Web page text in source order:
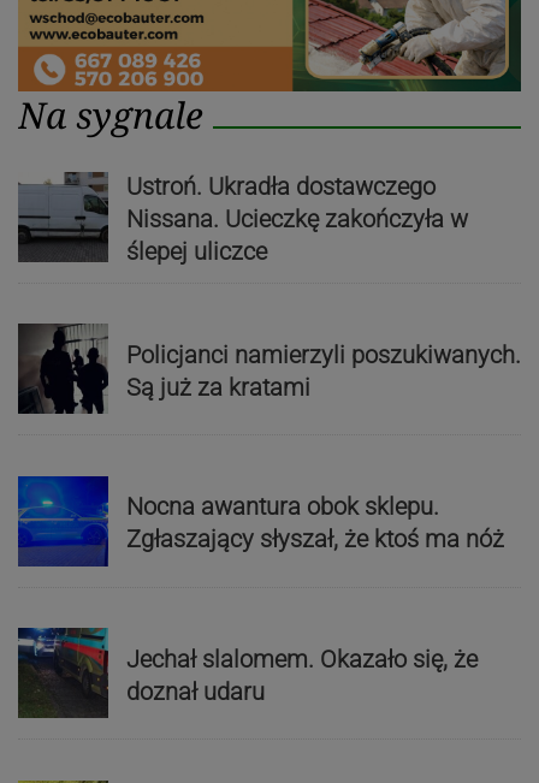
Na sygnale
Ustroń. Ukradła dostawczego
Nissana. Ucieczkę zakończyła w
ślepej uliczce
Policjanci namierzyli poszukiwanych.
Są już za kratami
Nocna awantura obok sklepu.
Zgłaszający słyszał, że ktoś ma nóż
Jechał slalomem. Okazało się, że
doznał udaru